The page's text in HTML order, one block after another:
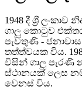
1948 දී ශ්‍රී
ගාලු කොටුව
පැවතුණි -
තත්ත්වයක විය.
විසින් ගාලු
ස්ථානයක් ලෙස
වෙනස් විය.